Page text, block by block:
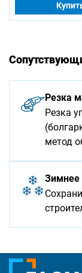
Резка
Резка
метод
Зимнее